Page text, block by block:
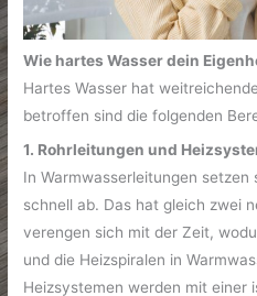
Wie hartes Wasser dein
Hartes Wasser hat
betroffen sind die folgenden
1. Rohrleitungen und
In Warmwasserleitungen setzen
schnell ab. Das hat gleich zwei
verengen sich mit der Zeit,
und die Heizspiralen in
Heizsystemen werden mit einer